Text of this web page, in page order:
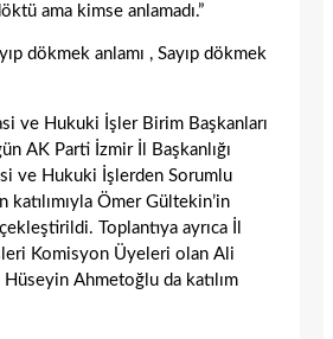
ama kimse anlamadı.”
dökmek anlamı , Sayıp dökmek
ve Hukuki İşler Birim Başkanları
AK Parti İzmir İl Başkanlığı
ve Hukuki İşlerden Sorumlu
katılımıyla Ömer Gültekin’in
Toplantıya ayrıca İl
Komisyon Üyeleri olan Ali
Hüseyin Ahmetoğlu da katılım